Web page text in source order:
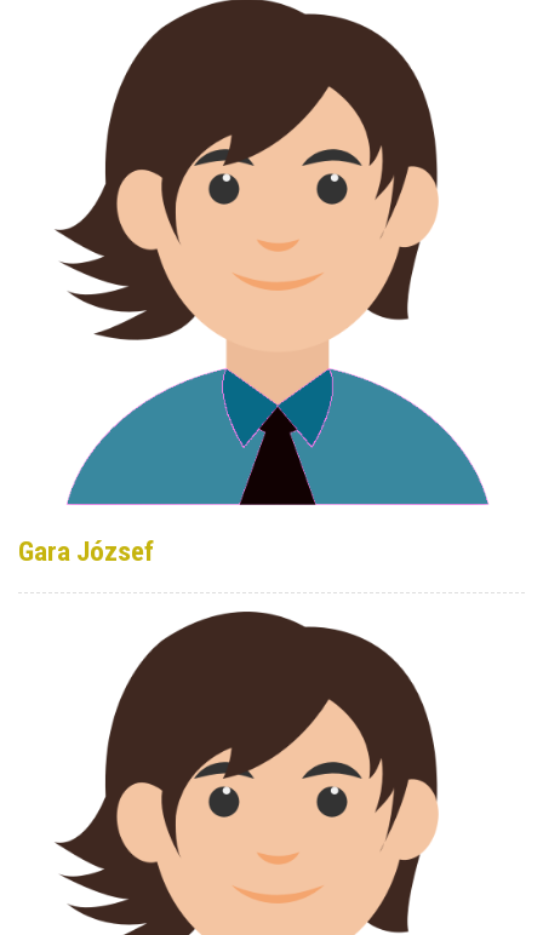
Gara József